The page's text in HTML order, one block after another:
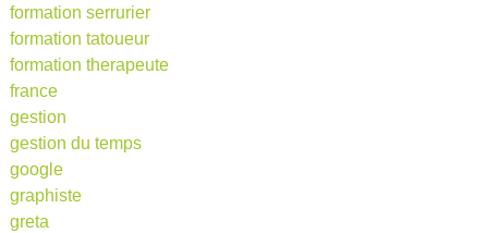
formation serrurier
formation tatoueur
formation therapeute
france
gestion
gestion du temps
google
graphiste
greta